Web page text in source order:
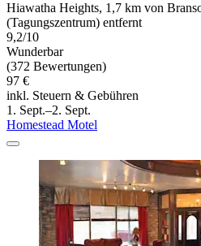
Hiawatha Heights, 1,7 km von
(Tagungszentrum) entfernt
9,2/10
Wunderbar
(372 Bewertungen)
97 €
inkl. Steuern & Gebühren
1. Sept.–2. Sept.
Homestead Motel